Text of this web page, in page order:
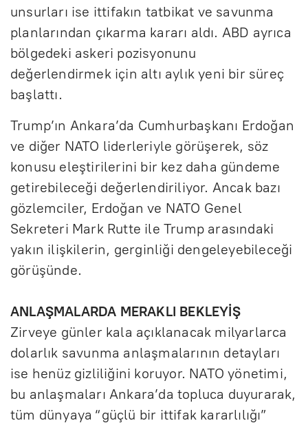
unsurları ise ittifakın tatbikat ve savunma
planlarından çıkarma kararı aldı. ABD ayrıca
bölgedeki askeri pozisyonunu
değerlendirmek için altı aylık yeni bir süreç
başlattı.
Trump’ın Ankara’da Cumhurbaşkanı Erdoğan
ve diğer NATO liderleriyle görüşerek, söz
konusu eleştirilerini bir kez daha gündeme
getirebileceği değerlendiriliyor. Ancak bazı
gözlemciler, Erdoğan ve NATO Genel
Sekreteri Mark Rutte ile Trump arasındaki
yakın ilişkilerin, gerginliği dengeleyebileceği
görüşünde.
ANLAŞMALARDA MERAKLI BEKLEYİŞ
Zirveye günler kala açıklanacak milyarlarca
dolarlık savunma anlaşmalarının detayları
ise henüz gizliliğini koruyor. NATO yönetimi,
bu anlaşmaları Ankara’da topluca duyurarak,
tüm dünyaya “güçlü bir ittifak kararlılığı”